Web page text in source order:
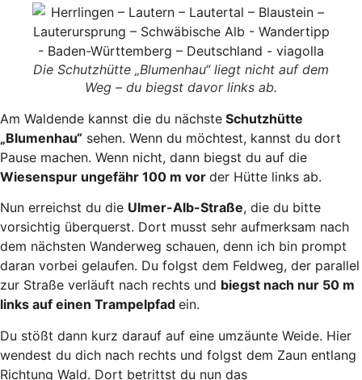
Die Schutzhütte „Blumenhau“ liegt nicht auf dem
Weg – du biegst davor links ab.
Am Waldende kannst die du nächste Schutzhütte
„Blumenhau“ sehen. Wenn du möchtest, kannst du dort
Pause machen. Wenn nicht, dann biegst du auf die
Wiesenspur ungefähr 100 m vor der Hütte links ab.
Nun erreichst du die Ulmer-Alb-Straße, die du bitte
vorsichtig überquerst. Dort musst sehr aufmerksam nach
dem nächsten Wanderweg schauen, denn ich bin prompt
daran vorbei gelaufen. Du folgst dem Feldweg, der parallel
zur Straße verläuft nach rechts und biegst nach nur 50 m
links auf einen Trampelpfad ein.
Du stößt dann kurz darauf auf eine umzäunte Weide. Hier
wendest du dich nach rechts und folgst dem Zaun entlang
Richtung Wald. Dort betrittst du nun das